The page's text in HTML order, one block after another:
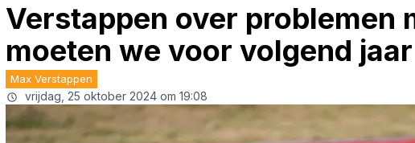
Verstappen over problemen
moeten we voor volgend
Max Verstappen
vrijdag, 25 oktober 2024 om 19:08